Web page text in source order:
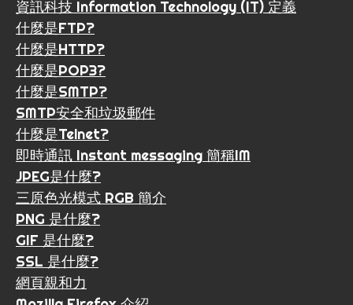
資訊科技 Information Technology (IT) 定義
什麼是FTP?
什麼是HTTP?
什麼是POP3?
什麼是SMTP?
SMTP安全和垃圾郵件
什麼是Telnet?
即時通訊 Instant messaging 簡稱IM
JPEG是什麼?
三原色光模式 RGB 簡介
PNG 是什麼?
GIF 是什麼?
SSL 是什麼?
網頁親和力